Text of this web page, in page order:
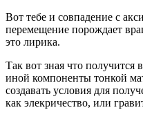
Вот тебе и совпадение с
перемещение порождает
это лирика.
Так вот зная что получится
иной компоненты тонкой
создавать условия для
как элекричество, или